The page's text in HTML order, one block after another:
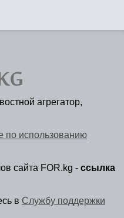
агрегатор,
по использованию
сайта FOR.kg - ссылка
в Службу поддержки